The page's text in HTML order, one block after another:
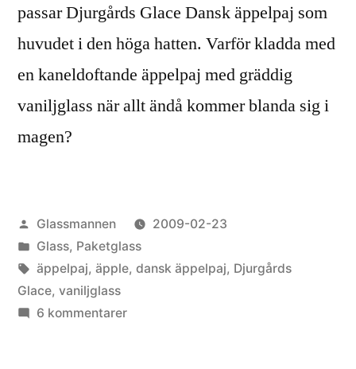
passar Djurgårds Glace Dansk äppelpaj som
huvudet i den höga hatten. Varför kladda med
en kaneldoftande äppelpaj med gräddig
vaniljglass när allt ändå kommer blanda sig i
magen?
Publicerat
av
Glassmannen
2009-02-23
Publicerat
i
Glass, Paketglass
Etiketter:
äppelpaj, äpple, dansk äppelpaj, Djurgårds
Glace, vaniljglass
6 kommentarertill